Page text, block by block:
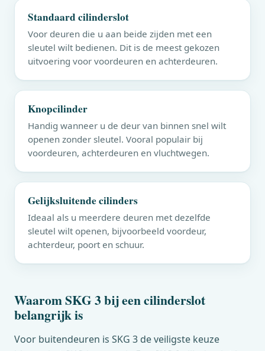
Standaard cilinderslot
Voor deuren die u aan beide zijden met een
sleutel wilt bedienen. Dit is de meest gekozen
uitvoering voor voordeuren en achterdeuren.
Knopcilinder
Handig wanneer u de deur van binnen snel wilt
openen zonder sleutel. Vooral populair bij
voordeuren, achterdeuren en vluchtwegen.
Gelijksluitende cilinders
Ideaal als u meerdere deuren met dezelfde
sleutel wilt openen, bijvoorbeeld voordeur,
achterdeur, poort en schuur.
Waarom SKG 3 bij een cilinderslot
belangrijk is
Voor buitendeuren is SKG 3 de veiligste keuze